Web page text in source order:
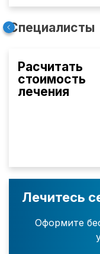
Специалисты
Расчитать
стоимость
лечения
Лечитесь
Оформите